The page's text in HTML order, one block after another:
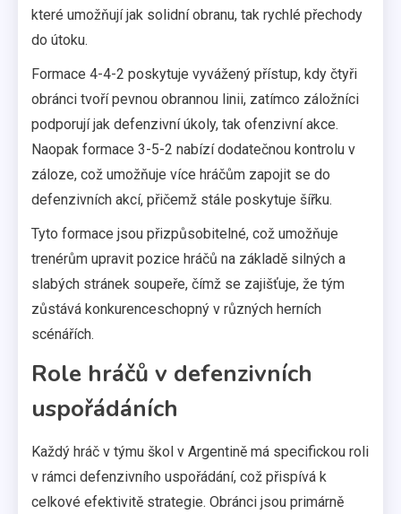
které umožňují jak solidní obranu, tak rychlé přechody
do útoku.
Formace 4-4-2 poskytuje vyvážený přístup, kdy čtyři
obránci tvoří pevnou obrannou linii, zatímco záložníci
podporují jak defenzivní úkoly, tak ofenzivní akce.
Naopak formace 3-5-2 nabízí dodatečnou kontrolu v
záloze, což umožňuje více hráčům zapojit se do
defenzivních akcí, přičemž stále poskytuje šířku.
Tyto formace jsou přizpůsobitelné, což umožňuje
trenérům upravit pozice hráčů na základě silných a
slabých stránek soupeře, čímž se zajišťuje, že tým
zůstává konkurenceschopný v různých herních
scénářích.
Role hráčů v defenzivních
uspořádáních
Každý hráč v týmu škol v Argentině má specifickou roli
v rámci defenzivního uspořádání, což přispívá k
celkové efektivitě strategie. Obránci jsou primárně